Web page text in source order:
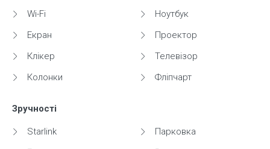
Wi-Fi
Екран
Клікер
Колонки
Ноутбук
Проектор
Телевізор
Фліпчарт
Зручності
Starlink
Парковка